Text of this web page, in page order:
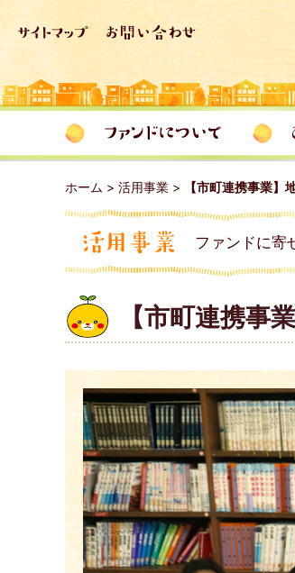
ホーム > 活用事業 > 【市町連携事業】
ファンドに寄
【市町連携事